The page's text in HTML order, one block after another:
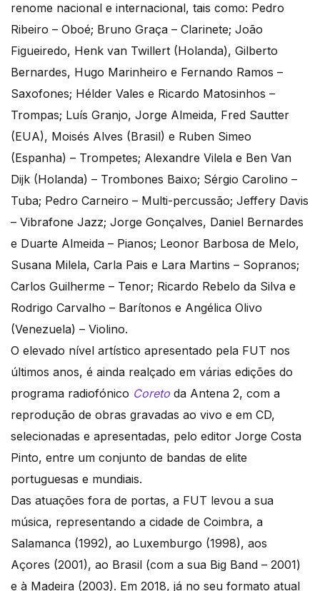
renome nacional e internacional, tais como: Pedro
Ribeiro – Oboé; Bruno Graça – Clarinete; João
Figueiredo, Henk van Twillert (Holanda), Gilberto
Bernardes, Hugo Marinheiro e Fernando Ramos –
Saxofones; Hélder Vales e Ricardo Matosinhos –
Trompas; Luís Granjo, Jorge Almeida, Fred Sautter
(EUA), Moisés Alves (Brasil) e Ruben Simeo
(Espanha) – Trompetes; Alexandre Vilela e Ben Van
Dijk (Holanda) – Trombones Baixo; Sérgio Carolino –
Tuba; Pedro Carneiro – Multi-percussão; Jeffery Davis
– Vibrafone Jazz; Jorge Gonçalves, Daniel Bernardes
e Duarte Almeida – Pianos; Leonor Barbosa de Melo,
Susana Milela, Carla Pais e Lara Martins – Sopranos;
Carlos Guilherme – Tenor; Ricardo Rebelo da Silva e
Rodrigo Carvalho – Barítonos e Angélica Olivo
(Venezuela) – Violino.
O elevado nível artístico apresentado pela FUT nos
últimos anos, é ainda realçado em várias edições do
programa radiofónico Coreto da Antena 2, com a
reprodução de obras gravadas ao vivo e em CD,
selecionadas e apresentadas, pelo editor Jorge Costa
Pinto, entre um conjunto de bandas de elite
portuguesas e mundiais.
Das atuações fora de portas, a FUT levou a sua
música, representando a cidade de Coimbra, a
Salamanca (1992), ao Luxemburgo (1998), aos
Açores (2001), ao Brasil (com a sua Big Band – 2001)
e à Madeira (2003). Em 2018, já no seu formato atual